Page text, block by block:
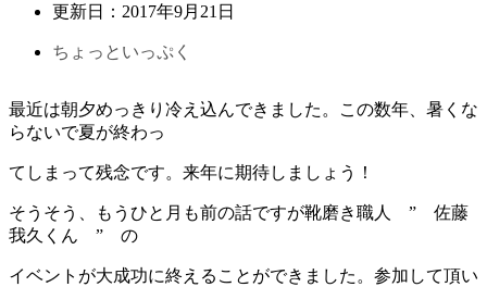
更新日： 2017年9月21日
ちょっといっぷく
最近は朝夕めっきり冷え込んできました。この数年、暑くな
らないで夏が終わっ
てしまって残念です。来年に期待しましょう！
そうそう、もうひと月も前の話ですが靴磨き職人 ” 佐藤
我久くん ” の
イベントが大成功に終えることができました。参加して頂い